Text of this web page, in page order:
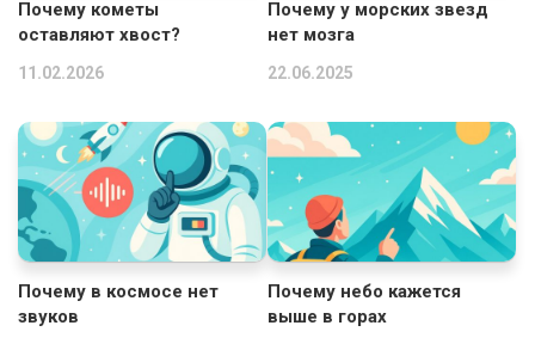
Почему кометы
оставляют хвост?
11.02.2026
Почему у морских звезд
нет мозга
22.06.2025
Почему в космосе нет
звуков
Почему небо кажется
выше в горах